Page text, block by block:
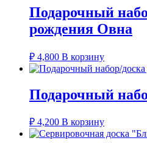
Подарочный
рождения Овна
₽ 4,800 В корзину
Подарочный
₽ 4,200 В корзину